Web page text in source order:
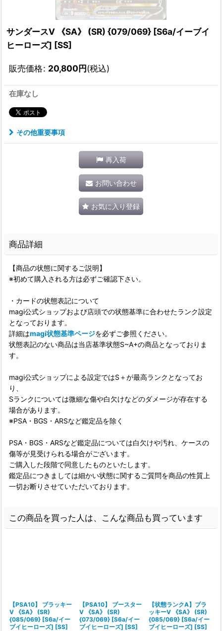
サンダースV 《SA》 (SR) {079/069} [S6a/イーブイ
ヒーローズ] [SS]
販売価格: 20,800円(税込)
在庫なし
その他重要事項
再入荷
お問い合わせ
お気に入り登録
商品詳細
【商品の状態に関するご説明】
※初めて購入される方は必ずご確認下さい。
・カードの状態表記について
magi公式ショップおよび店頭での状態基準に合わせたランク設定
となっております。
詳細はmagi状態基準ページを必ずご参照ください。
状態表記のない商品は当店基準状態S~A+の商品となっておりま
す。
magi公式ショップによる設定ではS＋が最高ランクとなってお
り、
Sランクについては微細な傷や白欠けなどのダメージが存在する
場合があります。
※PSA・BGS・ARSなど鑑定品を除く
PSA・BGS・ARSなど鑑定品については白欠けや汚れ、ケースの
傷等が見受けられる場合がございます。
ご購入した段階で同意したものといたします。
鑑定品につきましては細かい状態に関するご質問を商品の性質上
一切お断りさせていただいております。
この商品を買った人は、こんな商品も買っています
【PSA10】 ブラッキー
V 《SA》 (SR)
{085/069} [S6a/イー
ブイヒーローズ] [SS]
【PSA10】 ブースター
V 《SA》 (SR)
{073/069} [S6a/イー
ブイヒーローズ] [SS]
【状態ランクA】ブラ
ッキーV 《SA》 (SR)
{085/069} [S6a/イー
ブイヒーローズ] [SS]